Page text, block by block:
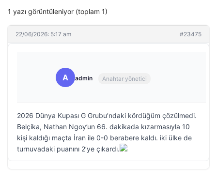
1 yazı görüntüleniyor (toplam 1)
22/06/2026: 5:17 am #23475
A admin Anahtar yönetici
2026 Dünya Kupası G Grubu’ndaki kördüğüm çözülmedi.
Belçika, Nathan Ngoy’un 66. dakikada kızarmasıyla 10
kişi kaldığı maçta İran ile 0-0 berabere kaldı. iki ülke de
turnuvadaki puanını 2’ye çıkardı.